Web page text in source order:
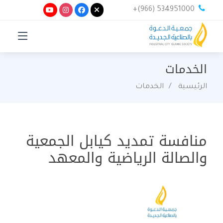
+(966) 534951000
الخدمات
الرئيسية الخدمات
منافسة تمديد كيابل الجمعية
والصالة الرياضية والمعهد